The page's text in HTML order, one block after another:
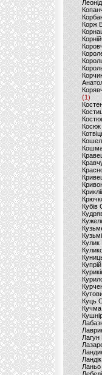
Корж
(1)
Кубів
Кулик
Купрій
Куць
Кучма
Ланьо